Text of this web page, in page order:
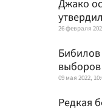
Джако
26 февраля
09 мая 2022,
Редкая